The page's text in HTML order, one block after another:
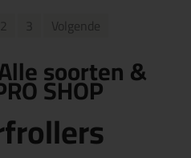
2 3 Volgende
soorten &
SHOP